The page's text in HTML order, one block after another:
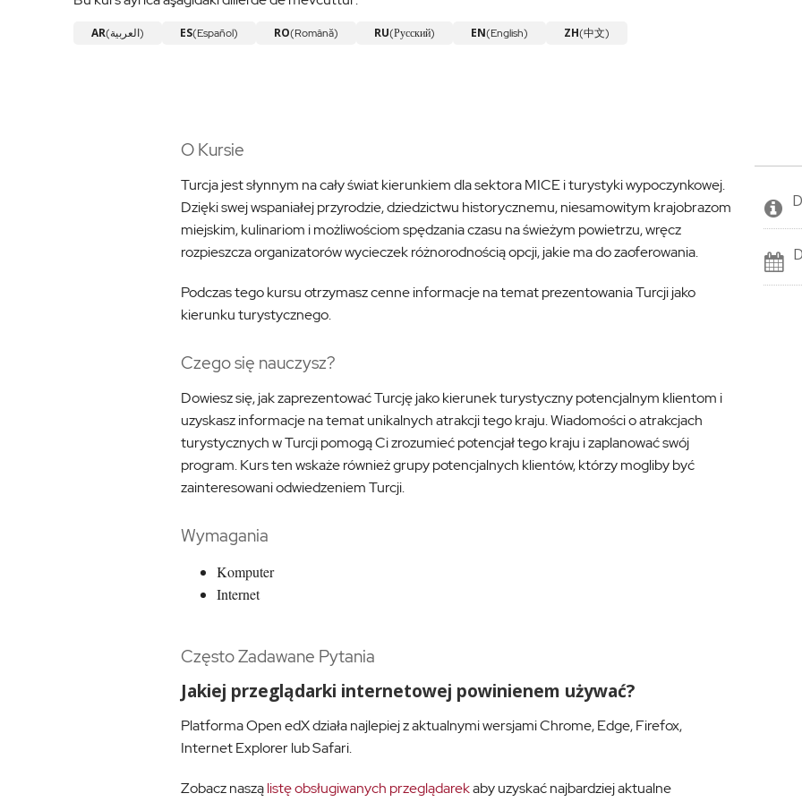
AR (العربية) ES(Español) RO(Română) RU(Русский) EN(English) ZH(中文)
O Kursie
Turcja jest słynnym na cały świat kierunkiem dla sektora MICE i turystyki wypoczynkowej.
Dzięki swej wspaniałej przyrodzie, dziedzictwu historycznemu, niesamowitym krajobrazom
miejskim, kulinariom i możliwościom spędzania czasu na świeżym powietrzu, wręcz
rozpieszcza organizatorów wycieczek różnorodnością opcji, jakie ma do zaoferowania.
Podczas tego kursu otrzymasz cenne informacje na temat prezentowania Turcji jako
kierunku turystycznego.
Czego się nauczysz?
Dowiesz się, jak zaprezentować Turcję jako kierunek turystyczny potencjalnym klientom i
uzyskasz informacje na temat unikalnych atrakcji tego kraju. Wiadomości o atrakcjach
turystycznych w Turcji pomogą Ci zrozumieć potencjał tego kraju i zaplanować swój
program. Kurs ten wskaże również grupy potencjalnych klientów, którzy mogliby być
zainteresowani odwiedzeniem Turcji.
Wymagania
Komputer
Internet
Często Zadawane Pytania
Jakiej przeglądarki internetowej powinienem używać?
Platforma Open edX działa najlepiej z aktualnymi wersjami Chrome, Edge, Firefox,
Internet Explorer lub Safari.
Zobacz nasząlistę obsługiwanych przeglądarekaby uzyskać najbardziej aktualne